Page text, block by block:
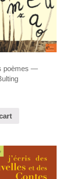
poèmes —